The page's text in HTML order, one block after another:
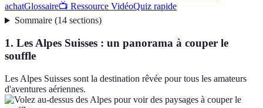
achatGlossaire📺 Ressource VidéoQuiz rapide
Sommaire(14 sections)
1. Les Alpes Suisses : un panorama à couper le
souffle
Les Alpes Suisses sont la destination rêvée pour tous les amateurs
d'aventures aériennes.